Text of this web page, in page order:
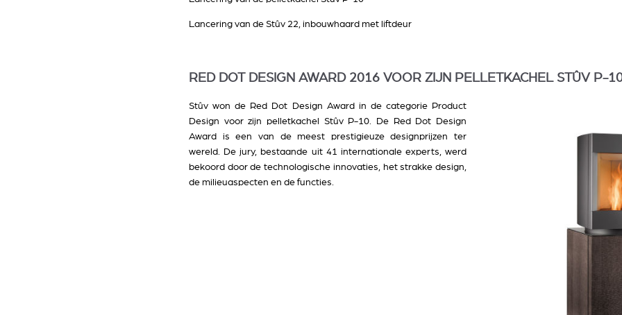
Lancering van de Stûv 22, inbouwhaard met liftdeur
RED DOT DESIGN AWARD 2016 VOOR ZIJN PELLETKACHEL STÛV P-
Stûv won de Red Dot Design Award in de categorie Product
Design voor zijn pelletkachel Stûv P-10. De Red Dot Design
Award is een van de meest prestigieuze designprijzen ter
wereld. De jury, bestaande uit 41 internationale experts, werd
bekoord door de technologische innovaties, het strakke design,
de milieuaspecten en de functies.